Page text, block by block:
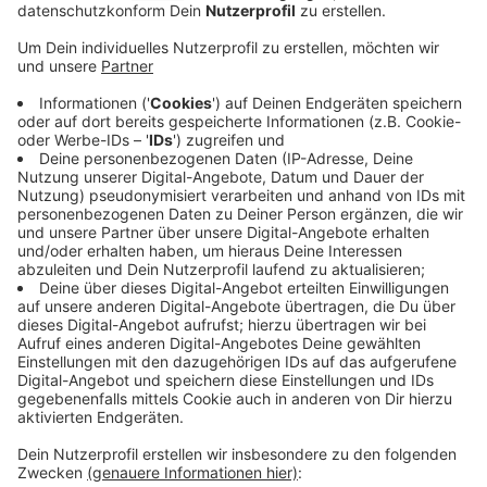
Veröffentlicht:Montag, 09.09.2019 10:37
Auch ein gemeinsamer Kandidat müsse sich der Wahl
stellen – zudem stünde es der FDP frei, einen eigenen
Kandidaten ins Rennen zu schicken. Man wolle durch
einen gemeinsamen Kandidaten zeigen, dass es nicht
um Parteipolitik, sondern um das Wohl der Stadt gehe,
so die CDU. Außerdem sei ein wichtiges Kriterium
gewesen, gemeinsam rechten Tendenzen
entgegenzutreten. Die Parteien hatten vergangene
Woche angekündigt, dass sie gemeinsam mit dem
überparteilichen Kandidaten Thorgai Wilmsmann ins
Rennen gehen wollen.
Anzeige